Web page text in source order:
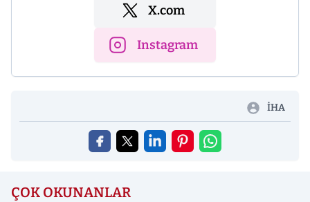
X.com
Instagram
İHA
ÇOK OKUNANLAR